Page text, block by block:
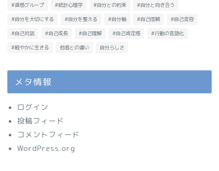
#直感グループ #統計心理学 #自分との約束 #自分と向き合う
#自分を大切にする #自分を整える #自分軸 #自己信頼 #自己変容
#自己対話 #自己成長 #自己理解 #自己肯定感 #行動の言語化
#軽やかに生きる 他者との違い 自分らしさ
メタ情報
ログイン
投稿フィード
コメントフィード
WordPress.org